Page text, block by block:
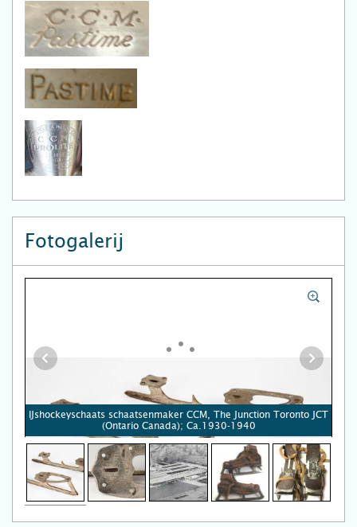
Fotogalerij
IJshockeyschaats schaatsenmaker CCM, The Junction Toronto JCT
(Ontario Canada); Ca.1930-1940